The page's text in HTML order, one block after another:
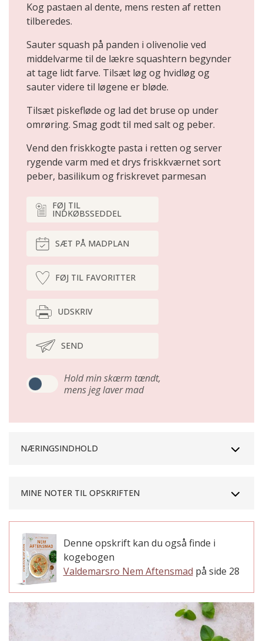
Kog pastaen al dente, mens resten af retten
tilberedes.
Sauter squash på panden i olivenolie ved
middelvarme til de lækre squashtern begynder
at tage lidt farve. Tilsæt løg og hvidløg og
sauter videre til løgene er bløde.
Tilsæt piskefløde og lad det bruse op under
omrøring. Smag godt til med salt og peber.
Vend den friskkogte pasta i retten og server
rygende varm med et drys friskkværnet sort
peber, basilikum og friskrevet parmesan
FØJ TIL
INDKØBSSEDDEL
SÆT PÅ MADPLAN
FØJ TIL FAVORITTER
UDSKRIV
SEND
Hold min skærm tændt,
mens jeg laver mad
NÆRINGSINDHOLD
MINE NOTER TIL OPSKRIFTEN
Denne opskrift kan du også finde i
kogebogen
Valdemarsro Nem Aftensmad på side 28